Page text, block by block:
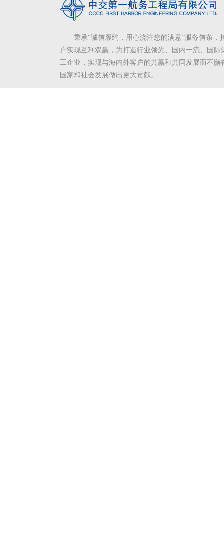
秉承“诚信履约，用心浇注您的满意”服务信条，
户实现互利双赢，为打造行业领先、国内一流、国际
工企业，实现与海内外客户的共赢和共同发展而不懈
国家和社会发展做出更大贡献。